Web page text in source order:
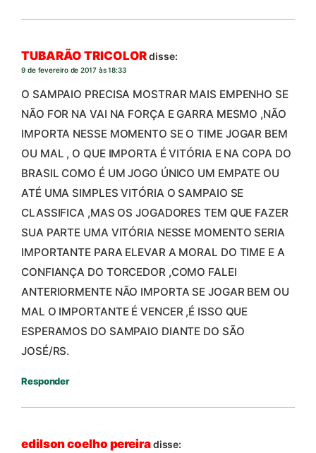
TUBARÃO TRICOLORdisse:
9 de fevereiro de 2017 às 18:33
O SAMPAIO PRECISA MOSTRAR MAIS EMPENHO SE
NÃO FOR NA VAI NA FORÇA E GARRA MESMO ,NÃO
IMPORTA NESSE MOMENTO SE O TIME JOGAR BEM
OU MAL , O QUE IMPORTA É VITÓRIA E NA COPA DO
BRASIL COMO É UM JOGO ÚNICO UM EMPATE OU
ATÉ UMA SIMPLES VITÓRIA O SAMPAIO SE
CLASSIFICA ,MAS OS JOGADORES TEM QUE FAZER
SUA PARTE UMA VITÓRIA NESSE MOMENTO SERIA
IMPORTANTE PARA ELEVAR A MORAL DO TIME E A
CONFIANÇA DO TORCEDOR ,COMO FALEI
ANTERIORMENTE NÃO IMPORTA SE JOGAR BEM OU
MAL O IMPORTANTE É VENCER ,É ISSO QUE
ESPERAMOS DO SAMPAIO DIANTE DO SÃO
JOSÉ/RS.
Responder
edilson coelho pereiradisse: